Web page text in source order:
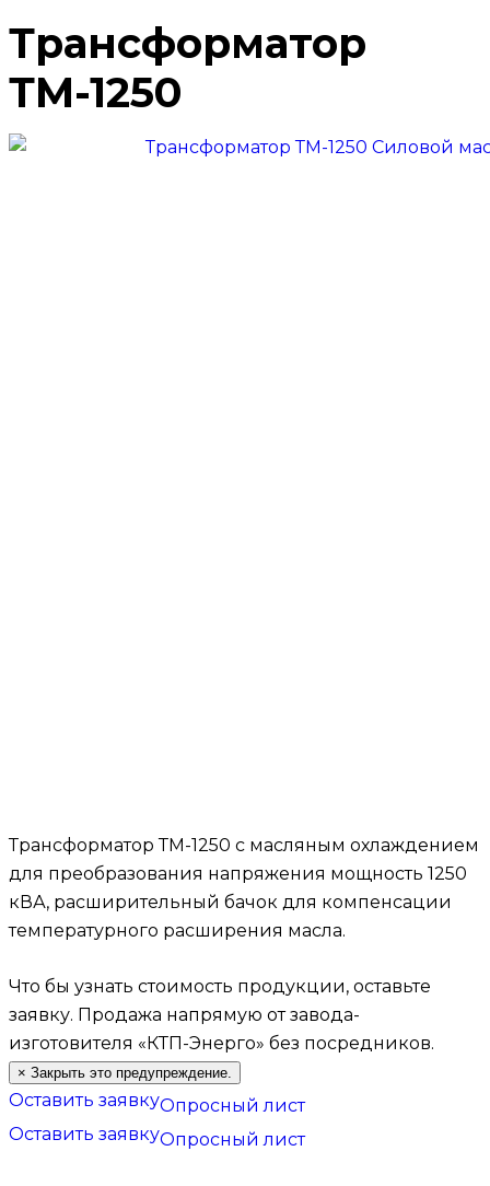
Трансформатор
ТМ-1250
Трансформатор ТМ-1250 с масляным охлаждением
для преобразования напряжения мощность 1250
кВА, расширительный бачок для компенсации
температурного расширения масла.
Что бы узнать стоимость продукции, оставьте
заявку. Продажа напрямую от завода-
изготовителя «КТП-Энерго» без посредников.
× Закрыть это предупреждение.
Оставить заявкуОпросный лист
Оставить заявкуОпросный лист